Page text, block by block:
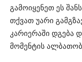
გამოიყენეთ ეს
თქვათ უარი
კარიერაში დგება
მომენტის